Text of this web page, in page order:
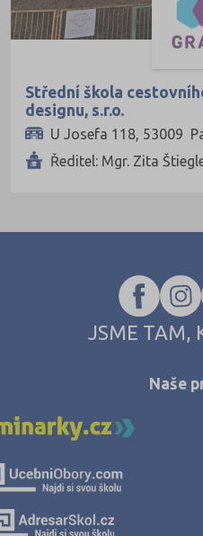
Opava (8)
Ostrava-město (12)
Pelhřimov (6)
Písek (2)
Plzeň-jih (1)
Praha-východ (3)
Praha-západ (1)
Příbram (8)
Rakovník (1)
Rokycany (1)
Rychnov nad Kněžnou (3)
Střední škola
designu, s.r.o.
U Josefa 118, 53009
Ředitel: Mgr. Zita
JSME TAM,
Naše